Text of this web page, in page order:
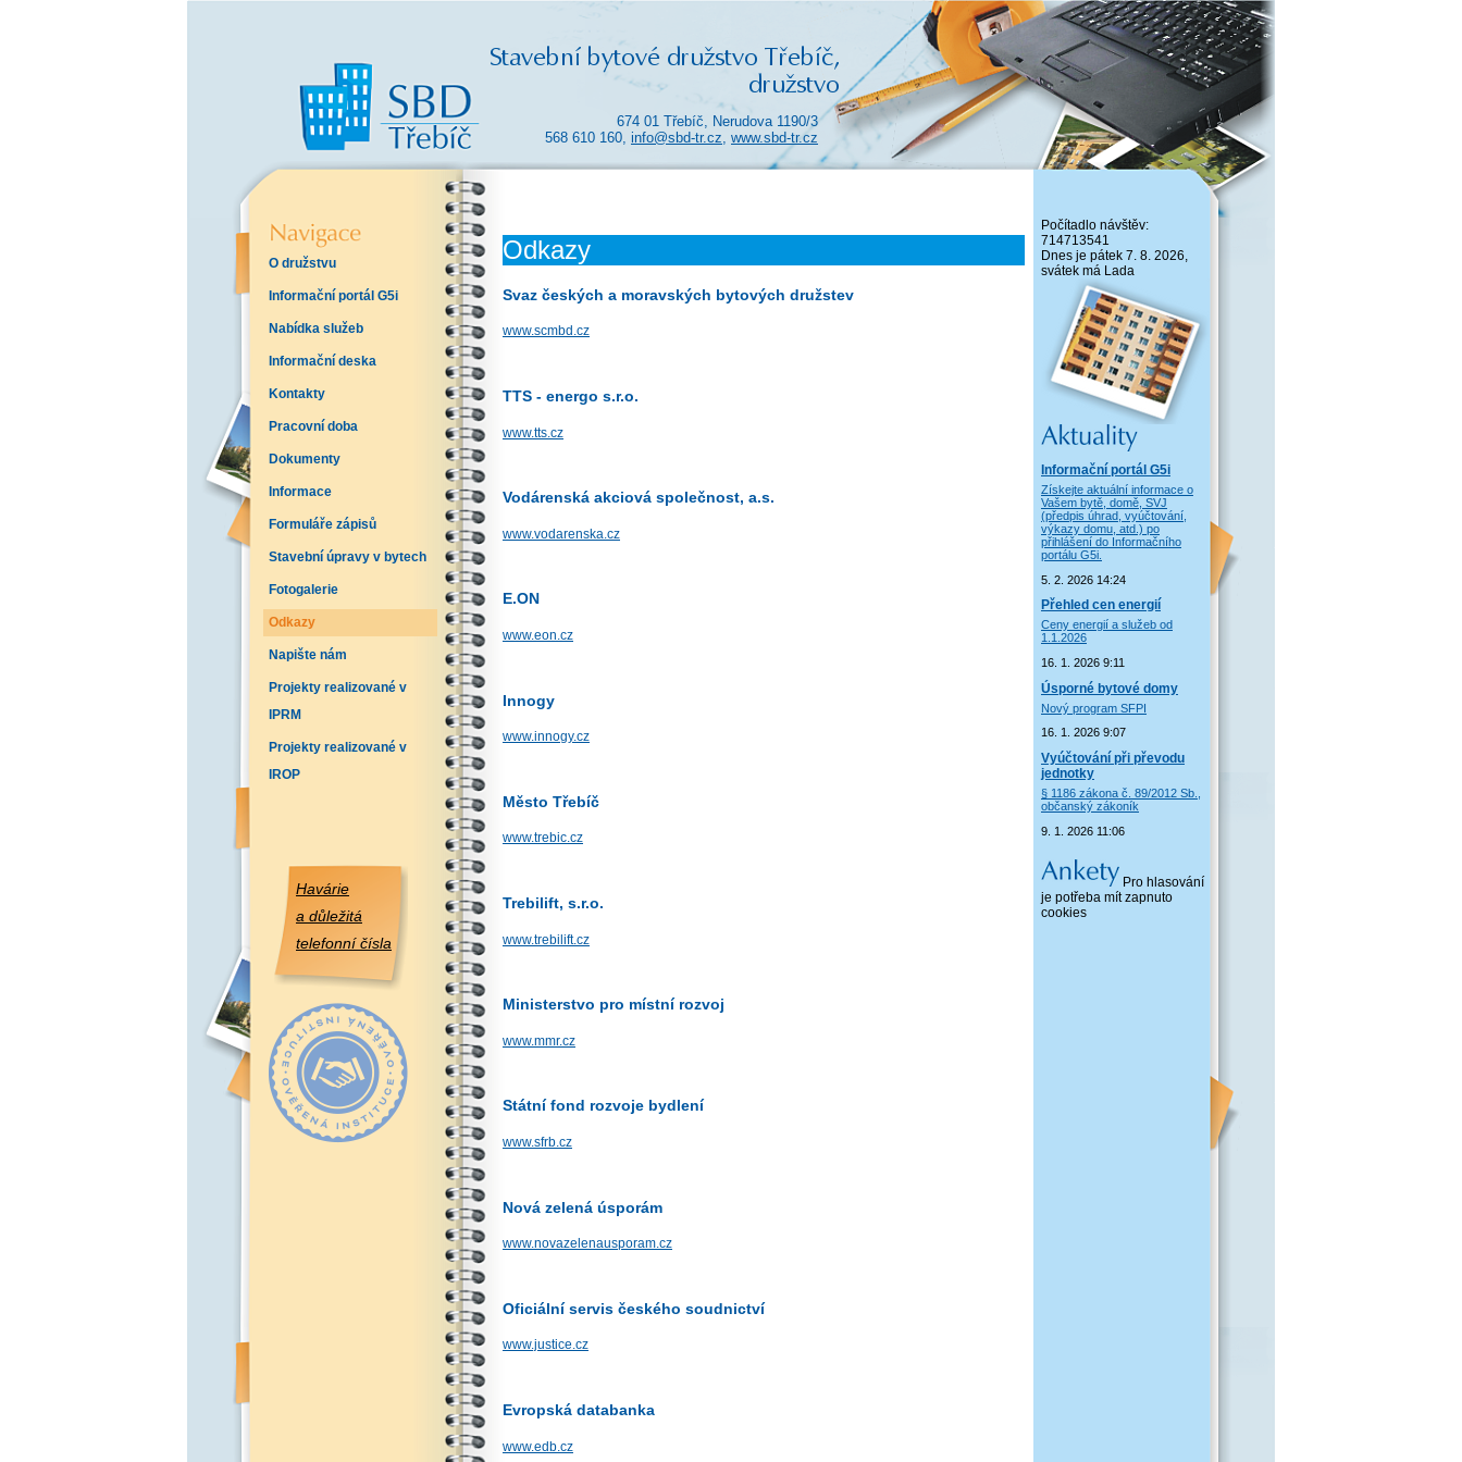
674 01 Třebíč, Nerudova 1190/3
568 610 160, info@sbd-tr.cz, www.sbd-tr.cz
O družstvu
Informační portál G5i
Nabídka služeb
Informační deska
Kontakty
Pracovní doba
Dokumenty
Informace
Formuláře zápisů
Stavební úpravy v bytech
Fotogalerie
Odkazy
Napište nám
Projekty realizované v
IPRM
Projekty realizované v
IROP
Havárie
a důležitá
telefonní čísla
Počítadlo návštěv:
714713541
Dnes je pátek 7. 8. 2026,
svátek má Lada
Informační portál G5i
Získejte aktuální informace o
Vašem bytě, domě, SVJ
(předpis úhrad, vyúčtování,
výkazy domu, atd.) po
přihlášení do Informačního
portálu G5i.
5. 2. 2026 14:24
Přehled cen energií
Ceny energií a služeb od
1.1.2026
16. 1. 2026 9:11
Úsporné bytové domy
Nový program SFPI
16. 1. 2026 9:07
Vyúčtování při převodu
jednotky
§ 1186 zákona č. 89/2012 Sb.,
občanský zákoník
9. 1. 2026 11:06
Pro hlasování
je potřeba mít zapnuto
cookies
Odkazy
Svaz českých a moravských bytových družstev
www.scmbd.cz
TTS - energo s.r.o.
www.tts.cz
Vodárenská akciová společnost, a.s.
www.vodarenska.cz
E.ON
www.eon.cz
Innogy
www.innogy.cz
Město Třebíč
www.trebic.cz
Trebilift, s.r.o.
www.trebilift.cz
Ministerstvo pro místní rozvoj
www.mmr.cz
Státní fond rozvoje bydlení
www.sfrb.cz
Nová zelená úsporám
www.novazelenausporam.cz
Oficiální servis českého soudnictví
www.justice.cz
Evropská databanka
www.edb.cz